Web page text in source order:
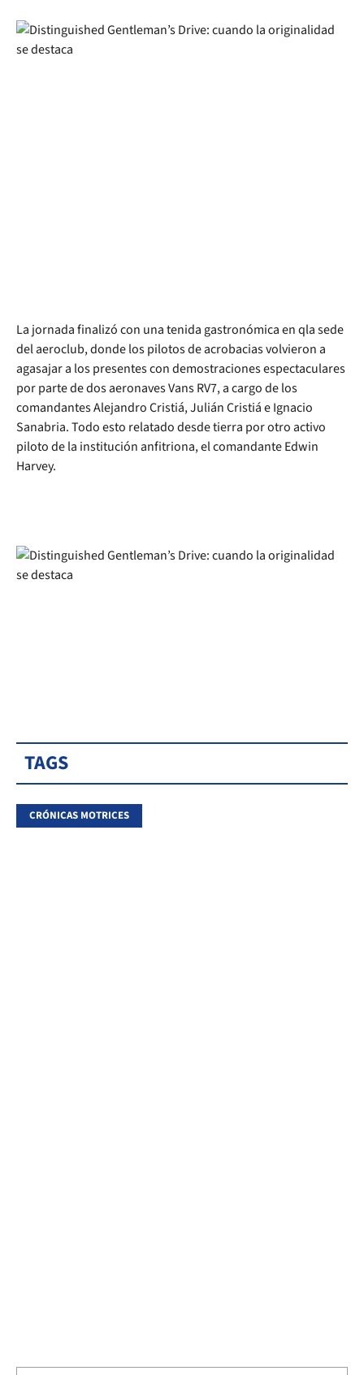
La jornada finalizó con una tenida gastronómica en qla sede
del aeroclub, donde los pilotos de acrobacias volvieron a
agasajar a los presentes con demostraciones espectaculares
por parte de dos aeronaves Vans RV7, a cargo de los
comandantes Alejandro Cristiá, Julián Cristiá e Ignacio
Sanabria. Todo esto relatado desde tierra por otro activo
piloto de la institución anfitriona, el comandante Edwin
Harvey.
TAGS
CRÓNICAS MOTRICES